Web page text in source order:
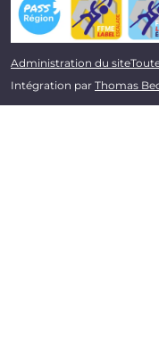
Administration du site
Intégration par Thomas